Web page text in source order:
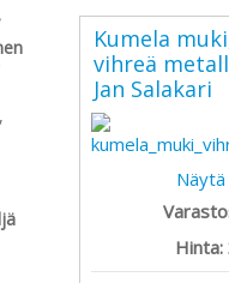
Kumela
vihreä
Jan Salakari
Hinta: